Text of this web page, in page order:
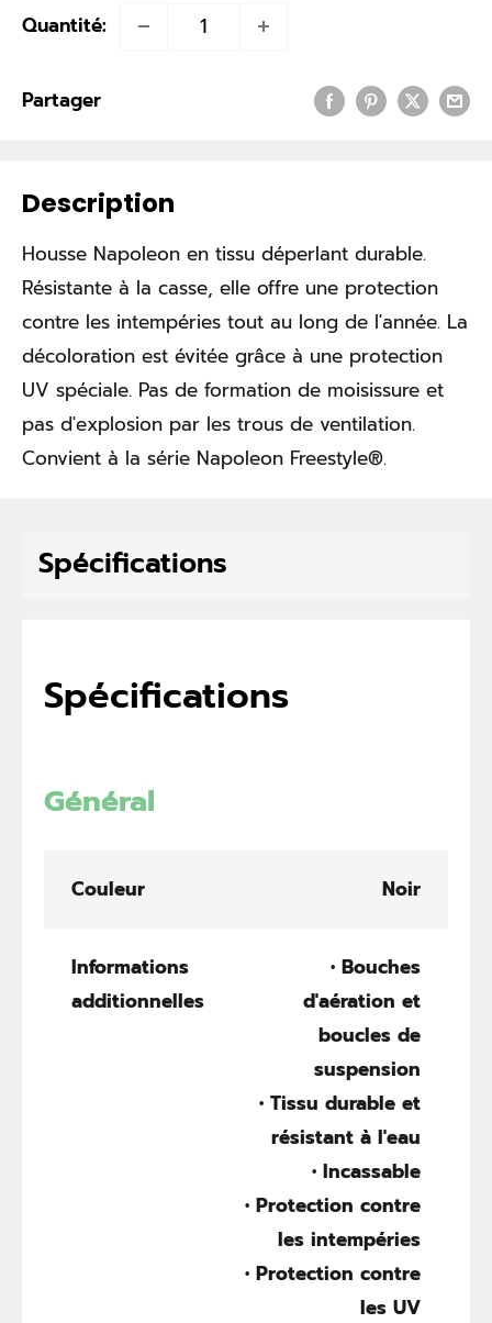
Quantité:
Partager
Description
Housse Napoleon en tissu déperlant durable.
Résistante à la casse, elle offre une protection
contre les intempéries tout au long de l'année. La
décoloration est évitée grâce à une protection
UV spéciale. Pas de formation de moisissure et
pas d'explosion par les trous de ventilation.
Convient à la série Napoleon Freestyle®.
Spécifications
Spécifications
Général
Couleur Noir
Informations
additionnelles
• Bouches
d'aération et
boucles de
suspension
• Tissu durable et
résistant à l'eau
• Incassable
• Protection contre
les intempéries
• Protection contre
les UV